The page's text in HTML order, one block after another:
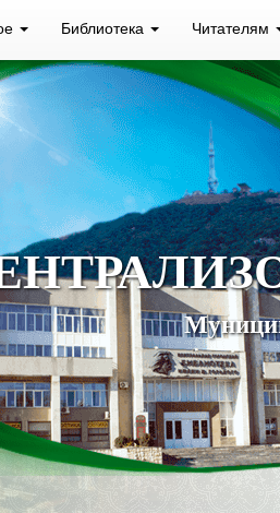
Библиотека Читателям